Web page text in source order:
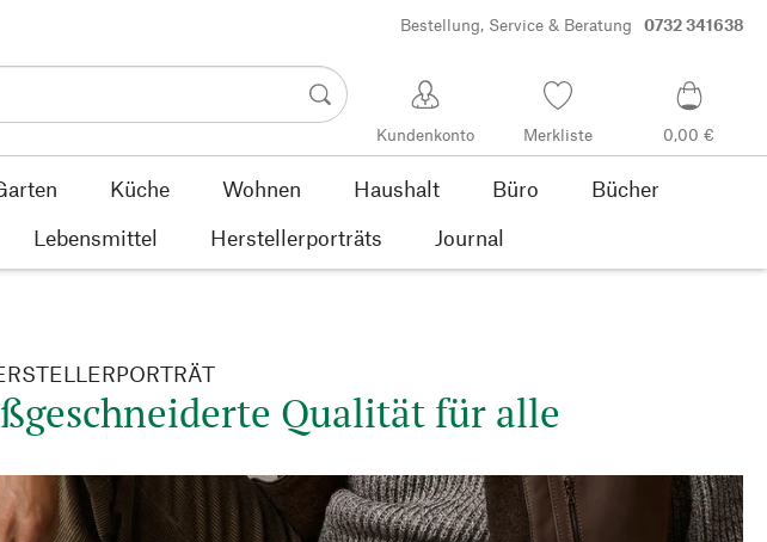
Bestellung, Service & Beratung 0732 341638
Kundenkonto Merkliste 0,00 €
Küche Wohnen Haushalt Büro
Bücher
Lebensmittel Herstellerporträts Journal
Qualität für alle